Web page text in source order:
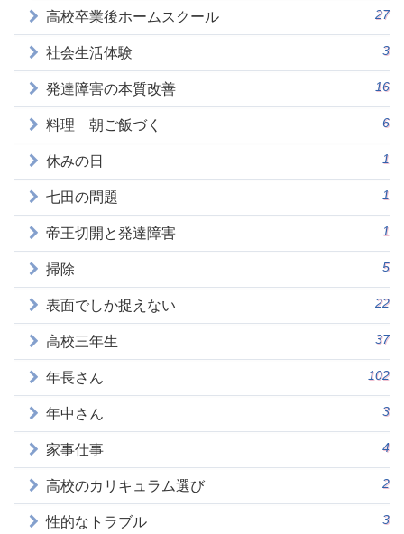
高校卒業後ホームスクール 27
社会生活体験 3
発達障害の本質改善 16
料理 朝ご飯づく 6
休みの日 1
七田の問題 1
帝王切開と発達障害 1
掃除 5
表面でしか捉えない 22
高校三年生 37
年長さん 102
年中さん 3
家事仕事 4
高校のカリキュラム選び 2
性的なトラブル 3